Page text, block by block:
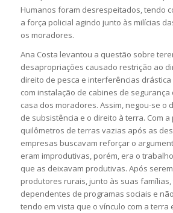
Humanos foram desrespeitados, tendo
a força policial agindo junto às milícias
os moradores.
Ana Costa levantou a questão sobre
desapropriações causado restrição ao
direito de pesca e interferências
com instalação de cabines de
casa dos moradores. Assim, negou-se o
de subsistência e o direito à terra. Com
quilômetros de terras vazias após as
empresas buscavam reforçar o
eram improdutivas, porém, era o
que as deixavam produtivas. Após
produtores rurais, junto às suas
dependentes de programas sociais e
tendo em vista que o vínculo com a terra